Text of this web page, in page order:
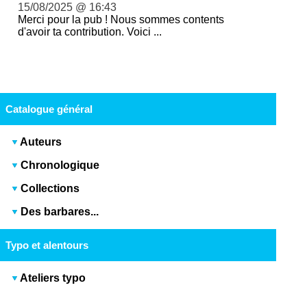
15/08/2025 @ 16:43
Merci pour la pub ! Nous sommes contents
d'avoir ta contribution. Voici ...
Catalogue général
Auteurs
Chronologique
Collections
Des barbares...
Typo et alentours
Ateliers typo